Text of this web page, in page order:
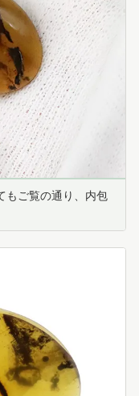
もご覧の通り、内包